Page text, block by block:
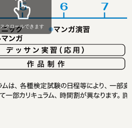
スクロールできます